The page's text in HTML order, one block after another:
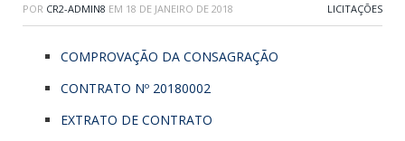
POR CR2-ADMIN8 EM 18 DE JANEIRO DE 2018 LICITAÇÕES
COMPROVAÇÃO DA CONSAGRAÇÃO
CONTRATO Nº 20180002
EXTRATO DE CONTRATO